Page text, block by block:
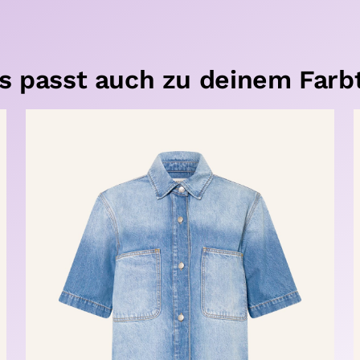
passt auch zu deinem